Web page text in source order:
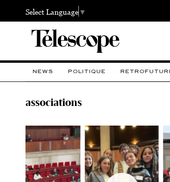
Select Language▼
NEWS POLITIQUE
associations